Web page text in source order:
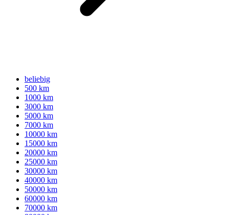
beliebig
500 km
1000 km
3000 km
5000 km
7000 km
10000 km
15000 km
20000 km
25000 km
30000 km
40000 km
50000 km
60000 km
70000 km